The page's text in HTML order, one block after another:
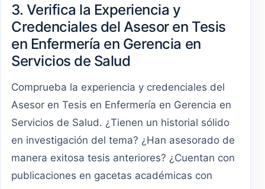
3. Verifica la Experiencia y
Credenciales del Asesor en Tesis
en Enfermería en Gerencia en
Servicios de Salud
Comprueba la experiencia y credenciales del
Asesor en Tesis en Enfermería en Gerencia en
Servicios de Salud. ¿Tienen un historial sólido
en investigación del tema? ¿Han asesorado de
manera exitosa tesis anteriores? ¿Cuentan con
publicaciones en gacetas académicas con